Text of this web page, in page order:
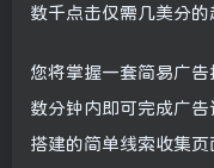
数千点击仅需几美分的
您将掌握一套简易广告
数分钟内即可完成广
搭建的简单线索收集